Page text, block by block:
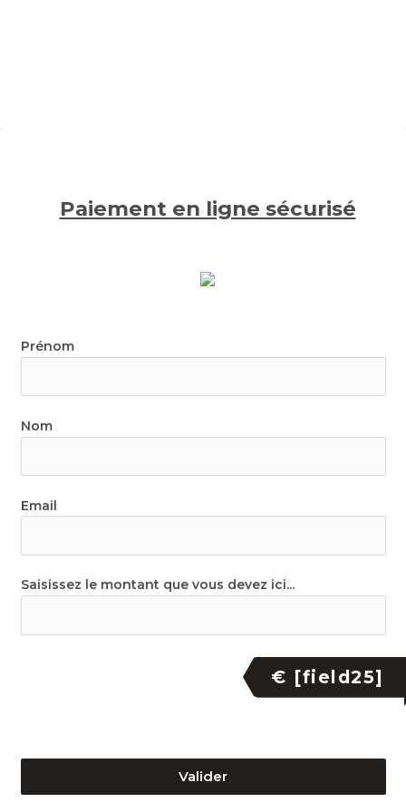
Paiement en ligne sécurisé
Prénom
Nom
Email
Saisissez le montant que vous devez ici...
€ [field25]
Valider